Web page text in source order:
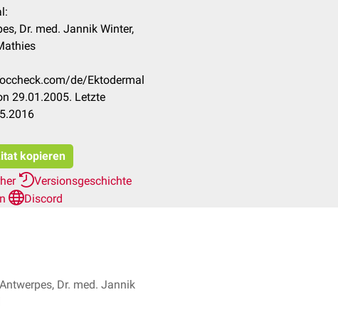
Dr. med. Jannik Winter,
de/Ektodermal
29.01.2005. Letzte
kopieren
Versionsgeschichte
Discord
Dr. med. Jannik